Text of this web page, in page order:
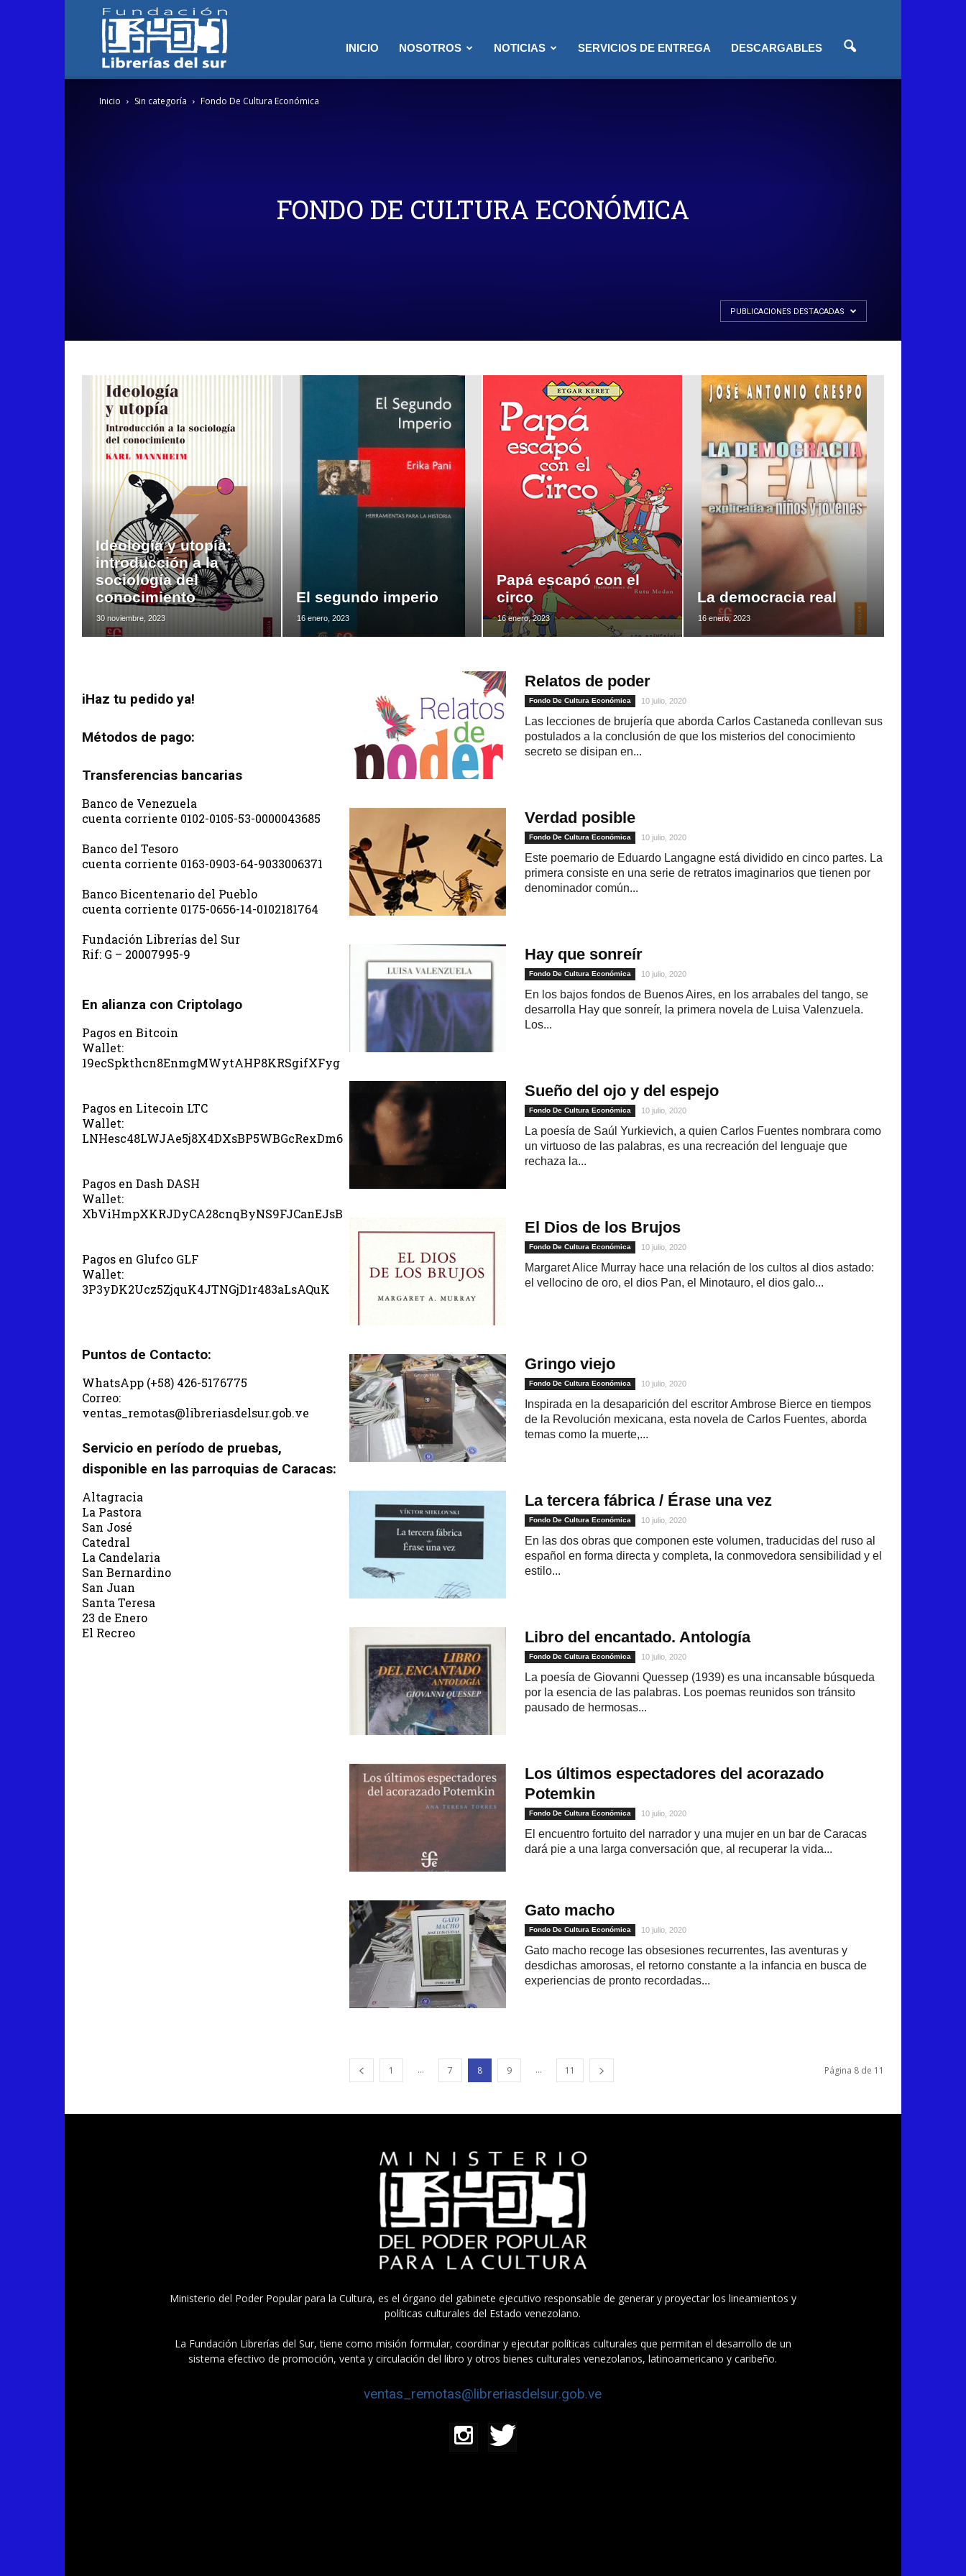
INICIO NOSOTROS NOTICIAS SERVICIOS DE ENTREGA DESCARGABLES
Inicio Sin categoría Fondo De Cultura Económica
FONDO DE CULTURA ECONÓMICA
PUBLICACIONES DESTACADAS
Ideología y utopía:
introducción a la
sociología del
conocimiento
30 noviembre, 2023
El segundo imperio
16 enero, 2023
Papá escapó con el
circo
16 enero, 2023
La democracia real
16 enero, 2023
Relatos de poder
Fondo De Cultura Económica 10 julio, 2020
Las lecciones de brujería que aborda Carlos Castaneda conllevan sus
postulados a la conclusión de que los misterios del conocimiento
secreto se disipan en...
Verdad posible
Fondo De Cultura Económica 10 julio, 2020
Este poemario de Eduardo Langagne está dividido en cinco partes. La
primera consiste en una serie de retratos imaginarios que tienen por
denominador común...
Hay que sonreír
Fondo De Cultura Económica 10 julio, 2020
En los bajos fondos de Buenos Aires, en los arrabales del tango, se
desarrolla Hay que sonreír, la primera novela de Luisa Valenzuela.
Los...
Sueño del ojo y del espejo
Fondo De Cultura Económica 10 julio, 2020
La poesía de Saúl Yurkievich, a quien Carlos Fuentes nombrara como
un virtuoso de las palabras, es una recreación del lenguaje que
rechaza la...
El Dios de los Brujos
Fondo De Cultura Económica 10 julio, 2020
Margaret Alice Murray hace una relación de los cultos al dios astado:
el vellocino de oro, el dios Pan, el Minotauro, el dios galo...
Gringo viejo
Fondo De Cultura Económica 10 julio, 2020
Inspirada en la desaparición del escritor Ambrose Bierce en tiempos
de la Revolución mexicana, esta novela de Carlos Fuentes, aborda
temas como la muerte,...
La tercera fábrica / Érase una vez
Fondo De Cultura Económica 10 julio, 2020
En las dos obras que componen este volumen, traducidas del ruso al
español en forma directa y completa, la conmovedora sensibilidad y el
estilo...
Libro del encantado. Antología
Fondo De Cultura Económica 10 julio, 2020
La poesía de Giovanni Quessep (1939) es una incansable búsqueda
por la esencia de las palabras. Los poemas reunidos son tránsito
pausado de hermosas...
Los últimos espectadores del acorazado
Potemkin
Fondo De Cultura Económica 10 julio, 2020
El encuentro fortuito del narrador y una mujer en un bar de Caracas
dará pie a una larga conversación que, al recuperar la vida...
Gato macho
Fondo De Cultura Económica 10 julio, 2020
Gato macho recoge las obsesiones recurrentes, las aventuras y
desdichas amorosas, el retorno constante a la infancia en busca de
experiencias de pronto recordadas...
1 ... 7 8 9 ... 11 Página 8 de 11
iHaz tu pedido ya!
Métodos de pago:
Transferencias bancarias
Banco de Venezuela
cuenta corriente 0102-0105-53-0000043685
Banco del Tesoro
cuenta corriente 0163-0903-64-9033006371
Banco Bicentenario del Pueblo
cuenta corriente 0175-0656-14-0102181764
Fundación Librerías del Sur
Rif: G – 20007995-9
En alianza con Criptolago
Pagos en Bitcoin
Wallet:
19ecSpkthcn8EnmgMWytAHP8KRSgifXFyg
Pagos en Litecoin LTC
Wallet:
LNHesc48LWJAe5j8X4DXsBP5WBGcRexDm6
Pagos en Dash DASH
Wallet:
XbViHmpXKRJDyCA28cnqByNS9FJCanEJsB
Pagos en Glufco GLF
Wallet:
3P3yDK2Ucz5ZjquK4JTNGjD1r483aLsAQuK
Puntos de Contacto:
WhatsApp (+58) 426-5176775
Correo:
ventas_remotas@libreriasdelsur.gob.ve
Servicio en período de pruebas,
disponible en las parroquias de Caracas:
Altagracia
La Pastora
San José
Catedral
La Candelaria
San Bernardino
San Juan
Santa Teresa
23 de Enero
El Recreo
Ministerio del Poder Popular para la Cultura, es el órgano del gabinete ejecutivo responsable de generar y proyectar los lineamientos y
políticas culturales del Estado venezolano.
La Fundación Librerías del Sur, tiene como misión formular, coordinar y ejecutar políticas culturales que permitan el desarrollo de un
sistema efectivo de promoción, venta y circulación del libro y otros bienes culturales venezolanos, latinoamericano y caribeño.
ventas_remotas@libreriasdelsur.gob.ve